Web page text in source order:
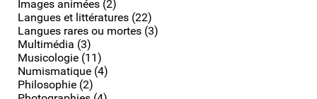
Images animées (2)
Langues et littératures (22)
Langues rares ou mortes (3)
Multimédia (3)
Musicologie (11)
Numismatique (4)
Philosophie (2)